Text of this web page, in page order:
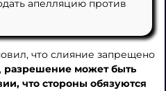
апелляцию против
что слияние запрещено
разрешение может быть
что стороны обязуются